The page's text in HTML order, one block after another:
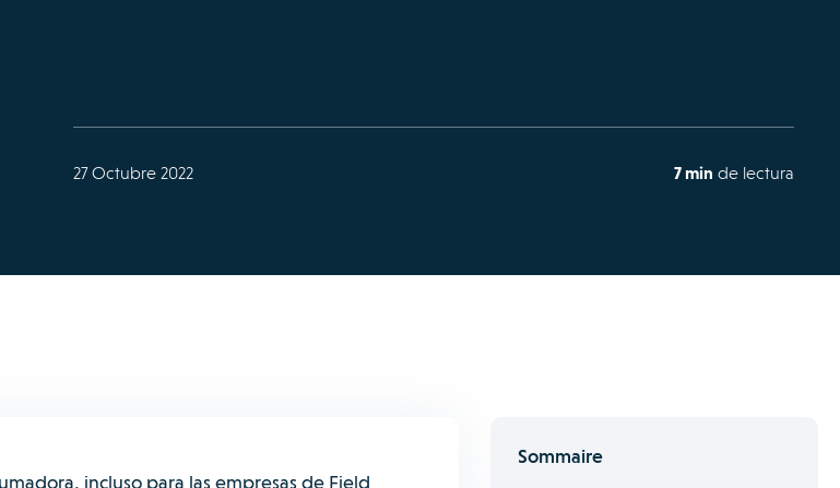
27 Octubre 2022 7 min de lectura
incluso para las empresas de Field
Sommaire